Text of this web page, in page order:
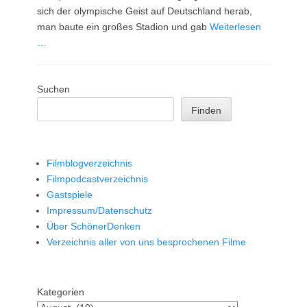
sich der olympische Geist auf Deutschland herab,
man baute ein großes Stadion und gab Weiterlesen
Suchen
Finden
Filmblogverzeichnis
Filmpodcastverzeichnis
Gastspiele
Impressum/Datenschutz
Über SchönerDenken
Verzeichnis aller von uns besprochenen Filme
Kategorien